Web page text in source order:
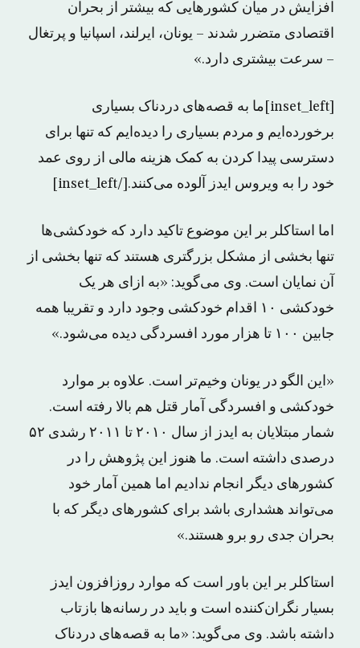
افزایش در میان کشورهایی که بیشتر از بحران
اقتصادی متضرر شدند – یونان، ایرلند، اسپانیا و پرتغال
– سرعت بیشتری دارد.»
[inset_left]ما به قصه‌های دردناک بسیاری
برخورده‌ایم و مردم بسیاری را دیده‌ایم که تنها برای
دسترسی پیدا کردن به کمک هزینه مالی از روی عمد
خود را به ویروس ایدز آلوده می‌کنند.[/inset_left]
اما استاکلر بر این موضوع تاکید دارد که خودکشی‌ها
تنها بخشی از مشکل بزرگتری هستند که تنها بخشی از
آن نمایان است. وی می‌گوید: «به ازای هر یک
خودکشی ۱۰ اقدام خودکشی وجود دارد و تقریبا همه
جابین ۱۰۰ تا هزار مورد افسردگی دیده می‌شود.»
«این الگو در یونان وخیم‌تر است. علاوه بر موارد
خودکشی و افسردگی آمار قتل هم بالا رفته است.
شمار مبتلایان به ایدز از سال ۲۰۱۰ تا ۲۰۱۱ رشدی ۵۲
درصدی داشته است. ما هنوز این پژوهش را در
کشورهای دیگر انجام ندادیم اما همین آمار خود
می‌تواند هشداری باشد برای کشورهای دیگر که با
بحران جدی رو برو هستند.»
استاکلر بر این باور است که موارد روزافزون ایدز
بسیار نگران‌کننده است و باید در رسانه‌ها بازتاب
داشته باشد. وی می‌گوید: «ما به قصه‌های دردناک